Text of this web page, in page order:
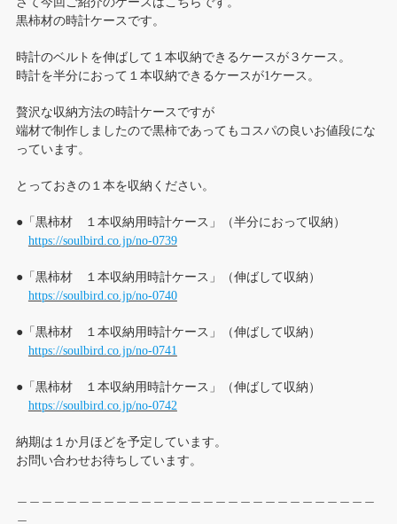
黒柿材の時計ケースです。
時計のベルトを伸ばして１本収納できるケースが３ケース。
時計を半分におって１本収納できるケースが1ケース。
贅沢な収納方法の時計ケースですが
端材で制作しましたので黒柿であってもコスパの良いお値段にな
っています。
とっておきの１本を収納ください。
●「黒柿材 １本収納用時計ケース」（半分におって収納）
https://soulbird.co.jp/no-0739
●「黒柿材 １本収納用時計ケース」（伸ばして収納）
https://soulbird.co.jp/no-0740
●「黒柿材 １本収納用時計ケース」（伸ばして収納）
https://soulbird.co.jp/no-0741
●「黒柿材 １本収納用時計ケース」（伸ばして収納）
https://soulbird.co.jp/no-0742
納期は１か月ほどを予定しています。
お問い合わせお待ちしています。